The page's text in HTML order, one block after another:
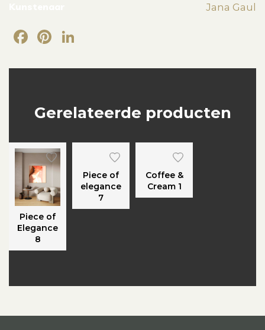
Jana Gaul
Facebook
Pinterest
Gerelateerde producten
Piece of
Elegance
8
Piece of
elegance
7
Coffee &
Cream 1